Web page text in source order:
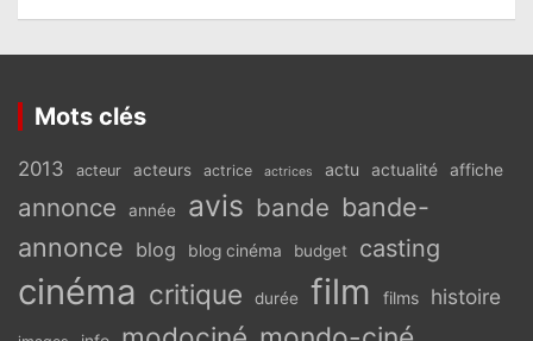
Mots clés
2013 acteur acteurs actrice actrices actu actualité affiche
annonce année avis bande bande-
annonce blog blog cinéma budget casting
cinéma critique durée film films histoire